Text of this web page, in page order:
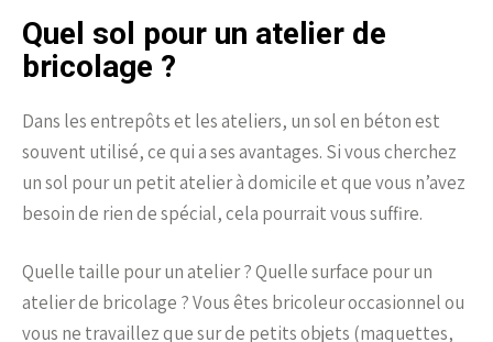
Quel sol pour un atelier de
bricolage ?
Dans les entrepôts et les ateliers, un sol en béton est
souvent utilisé, ce qui a ses avantages. Si vous cherchez
un sol pour un petit atelier à domicile et que vous n’avez
besoin de rien de spécial, cela pourrait vous suffire.
Quelle taille pour un atelier ? Quelle surface pour un
atelier de bricolage ? Vous êtes bricoleur occasionnel ou
vous ne travaillez que sur de petits objets (maquettes,